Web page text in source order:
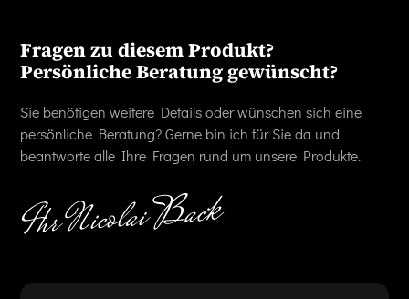
Fragen zu diesem Produkt?
Persönliche Beratung gewünscht?
Sie benötigen weitere Details oder wünschen sich eine
persönliche Beratung? Gerne bin ich für Sie da und
beantworte alle Ihre Fragen rund um unsere Produkte.